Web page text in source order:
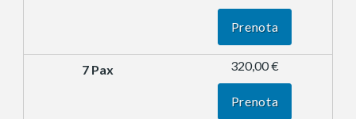
Prenota
320,00 €
Prenota